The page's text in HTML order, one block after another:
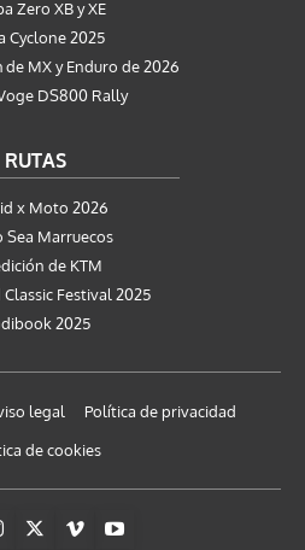
Zero XB y XE
Cyclone 2025
de MX y Enduro de 2026
DS800 Rally
RUTAS
x Moto 2026
Sea Marruecos
de KTM
Festival 2025
2025
legal
Política de privacidad
de cookies